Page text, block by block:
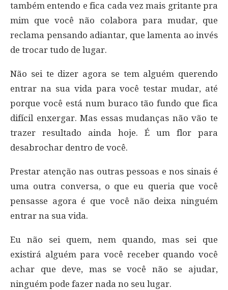
também entendo e fica cada vez mais gritante pra
mim que você não colabora para mudar, que
reclama pensando adiantar, que lamenta ao invés
de trocar tudo de lugar.
Não sei te dizer agora se tem alguém querendo
entrar na sua vida para você testar mudar, até
porque você está num buraco tão fundo que fica
difícil enxergar. Mas essas mudanças não vão te
trazer resultado ainda hoje. É um flor para
desabrochar dentro de você.
Prestar atenção nas outras pessoas e nos sinais é
uma outra conversa, o que eu queria que você
pensasse agora é que você não deixa ninguém
entrar na sua vida.
Eu não sei quem, nem quando, mas sei que
existirá alguém para você receber quando você
achar que deve, mas se você não se ajudar,
ninguém pode fazer nada no seu lugar.